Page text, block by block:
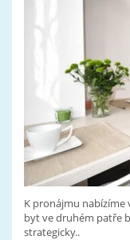
K pronájmu
byt ve druhém patře
strategicky..